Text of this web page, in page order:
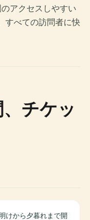
アクセスしやすい
すべての訪問者に快
チケッ
けから夕暮れまで開